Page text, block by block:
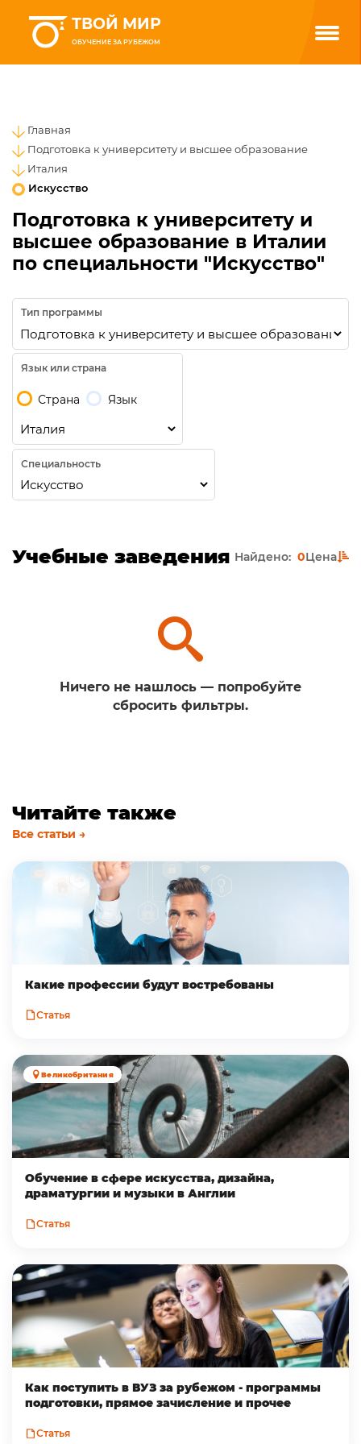
ТВОЙ МИР
ОБУЧЕНИЕ ЗА РУБЕЖОМ
Главная
Подготовка к университету и высшее образование
Италия
Искусство
Подготовка к университету и
высшее образование в Италии
по специальности "Искусство"
Тип программы
Язык или страна
Страна Язык
Специальность
Учебные заведения Найдено: 0Цена
Ничего не нашлось — попробуйте
сбросить фильтры.
Читайте также
Все статьи →
Какие профессии будут востребованы
Статья
Великобритания
Обучение в сфере искусства, дизайна,
драматургии и музыки в Англии
Статья
Как поступить в ВУЗ за рубежом - программы
подготовки, прямое зачисление и прочее
Статья